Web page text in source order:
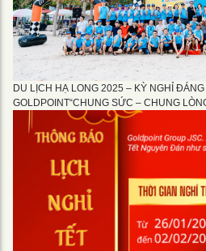
DU LỊCH HẠ LONG 2025 – KỲ NGHỈ
GOLDPOINT“CHUNG SỨC – CHUNG